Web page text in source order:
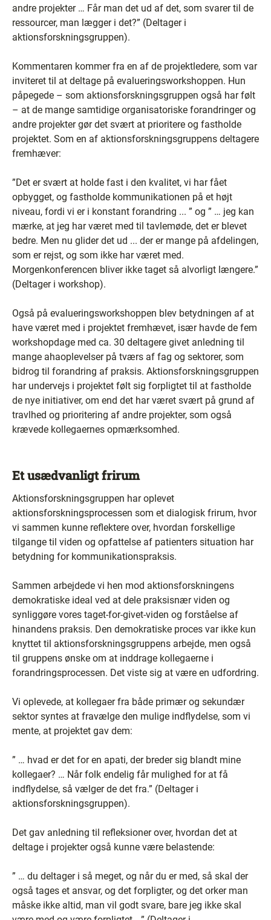
andre projekter … Får man det ud af det, som svarer til de
ressourcer, man lægger i det?” (Deltager i
aktionsforskningsgruppen).
Kommentaren kommer fra en af de projektledere, som var
inviteret til at deltage på evalueringsworkshoppen. Hun
påpegede – som aktionsforskningsgruppen også har følt
– at de mange samtidige organisatoriske forandringer og
andre projekter gør det svært at prioritere og fastholde
projektet. Som en af aktionsforskningsgruppens deltagere
fremhæver:
”Det er svært at holde fast i den kvalitet, vi har fået
opbygget, og fastholde kommunikationen på et højt
niveau, fordi vi er i konstant forandring ... ” og ” … jeg kan
mærke, at jeg har været med til tavlemøde, det er blevet
bedre. Men nu glider det ud ... der er mange på afdelingen,
som er rejst, og som ikke har været med.
Morgenkonferencen bliver ikke taget så alvorligt længere.”
(Deltager i workshop).
Også på evalueringsworkshoppen blev betydningen af at
have været med i projektet fremhævet, især havde de fem
workshopdage med ca. 30 deltagere givet anledning til
mange ahaoplevelser på tværs af fag og sektorer, som
bidrog til forandring af praksis. Aktionsforskningsgruppen
har undervejs i projektet følt sig forpligtet til at fastholde
de nye initiativer, om end det har været svært på grund af
travlhed og prioritering af andre projekter, som også
krævede kollegaernes opmærksomhed.
Et usædvanligt frirum
Aktionsforskningsgruppen har oplevet
aktionsforskningsprocessen som et dialogisk frirum, hvor
vi sammen kunne reflektere over, hvordan forskellige
tilgange til viden og opfattelse af patienters situation har
betydning for kommunikationspraksis.
Sammen arbejdede vi hen mod aktionsforskningens
demokratiske ideal ved at dele praksisnær viden og
synliggøre vores taget-for-givet-viden og forståelse af
hinandens praksis. Den demokratiske proces var ikke kun
knyttet til aktionsforskningsgruppens arbejde, men også
til gruppens ønske om at inddrage kollegaerne i
forandringsprocessen. Det viste sig at være en udfordring.
Vi oplevede, at kollegaer fra både primær og sekundær
sektor syntes at fravælge den mulige indflydelse, som vi
mente, at projektet gav dem:
” … hvad er det for en apati, der breder sig blandt mine
kollegaer? … Når folk endelig får mulighed for at få
indflydelse, så vælger de det fra.” (Deltager i
aktionsforskningsgruppen).
Det gav anledning til refleksioner over, hvordan det at
deltage i projekter også kunne være belastende:
” … du deltager i så meget, og når du er med, så skal der
også tages et ansvar, og det forpligter, og det orker man
måske ikke altid, man vil godt svare, bare jeg ikke skal